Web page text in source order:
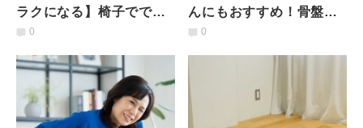
ラクになる】椅子ででき
る簡単「お尻の奥をゆる
0
んにもおすすめ！骨盤底
筋の筋肉量をキープする
0